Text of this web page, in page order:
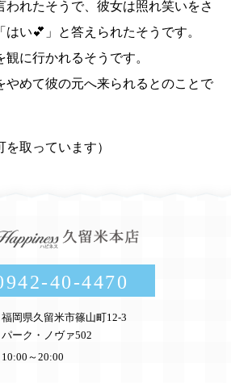
われたそうで、彼女は照れ笑いをさ
「はい💕」
と答えられたそうです。
に行かれるそうです。
やめて彼の元へ来られるとのことで
を取っています）
40-4470
福岡県久留米市篠山町12-3
パーク・ノヴァ502
10:00～20:00